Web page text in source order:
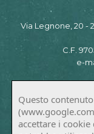
Via Legnone, 20 -
C.F.
e-
Questo
accettare i